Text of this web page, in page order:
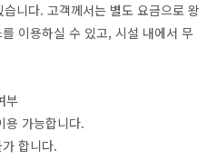
니다. 고객께서는 별도 요금으로 왕
이용하실 수 있고, 시설 내에서 무
부
용 가능합니다.